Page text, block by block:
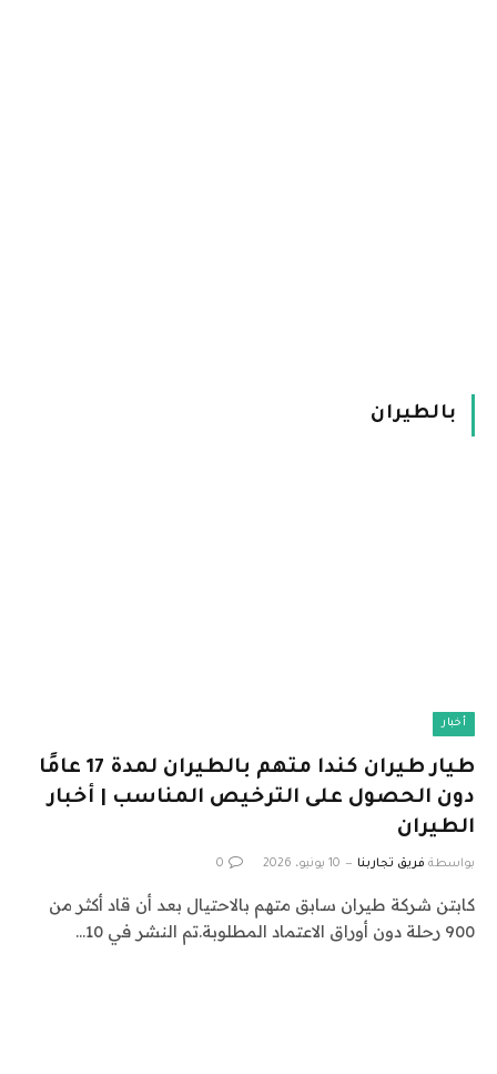
بالطيران
أخبار
طيار طيران كندا متهم بالطيران لمدة 17 عامًا
دون الحصول على الترخيص المناسب | أخبار
الطيران
بواسطة فريق تجاربنا 10 يونيو، 2026 0
كابتن شركة طيران سابق متهم بالاحتيال بعد أن قاد أكثر من
900 رحلة دون أوراق الاعتماد المطلوبة.تم النشر في 10…